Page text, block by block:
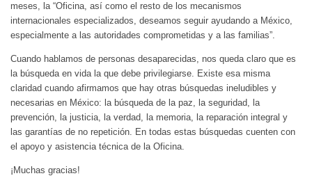
meses, la “Oficina, así como el resto de los mecanismos
internacionales especializados, deseamos seguir ayudando a México,
especialmente a las autoridades comprometidas y a las familias”.
Cuando hablamos de personas desaparecidas, nos queda claro que es
la búsqueda en vida la que debe privilegiarse. Existe esa misma
claridad cuando afirmamos que hay otras búsquedas ineludibles y
necesarias en México: la búsqueda de la paz, la seguridad, la
prevención, la justicia, la verdad, la memoria, la reparación integral y
las garantías de no repetición. En todas estas búsquedas cuenten con
el apoyo y asistencia técnica de la Oficina.
¡Muchas gracias!